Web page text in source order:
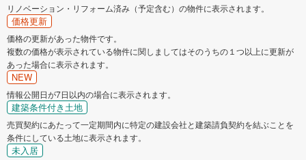
リノベーション・リフォーム済み（予定含む）の物件に表示されます。
価格更新
価格の更新があった物件です。
複数の価格が表示されている物件に関しましてはそのうちの１つ以上に更新が
あった場合に表示されます。
NEW
情報公開日が7日以内の場合に表示されます。
建築条件付き土地
売買契約にあたって一定期間内に特定の建設会社と建築請負契約を結ぶことを
条件にしている土地に表示されます。
未入居